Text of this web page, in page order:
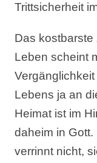
Trittsicherheit
Das kostbarste
Leben scheint
Lebens ja an
Heimat ist im
daheim in
verrinnt nicht,